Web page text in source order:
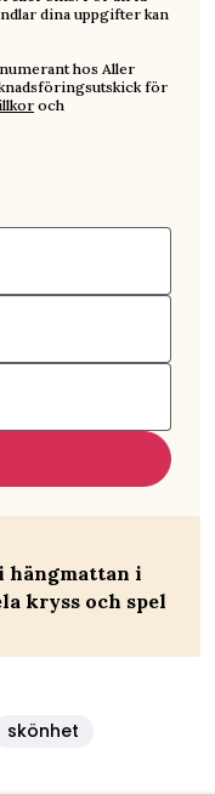
dina uppgifter kan
hos Aller
för
och
hängmattan i
kryss och spel
skönhet